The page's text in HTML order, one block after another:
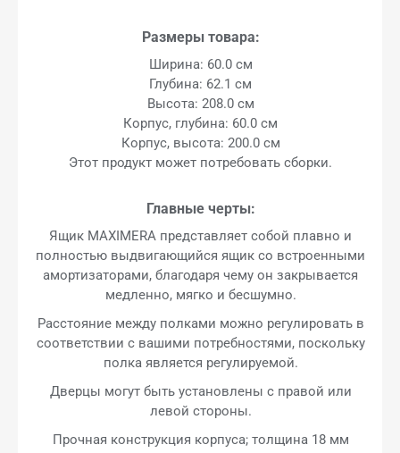
Размеры товара:
Ширина: 60.0 см
Глубина: 62.1 см
Высота: 208.0 см
Корпус, глубина: 60.0 см
Корпус, высота: 200.0 см
Этот продукт может потребовать сборки.
Главные черты:
Ящик MAXIMERA представляет собой плавно и
полностью выдвигающийся ящик со встроенными
амортизаторами, благодаря чему он закрывается
медленно, мягко и бесшумно.
Расстояние между полками можно регулировать в
соответствии с вашими потребностями, поскольку
полка является регулируемой.
Дверцы могут быть установлены с правой или
левой стороны.
Прочная конструкция корпуса; толщина 18 мм